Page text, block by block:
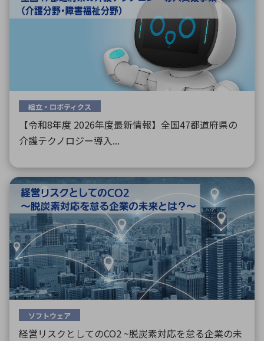
組立・ロボティクス
【令和8年度 2026年度最新情報】全国47都道府県の
介護テクノロジー導入...
ソフトウェア
経営リスクとしてのCO2 ~脱炭素対応を怠る企業の未